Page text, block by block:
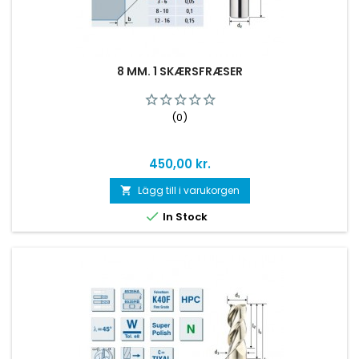
8 MM. 1 SKÆRSFRÆSER
(0)
Pris
450,00 kr.
 Lägg till i varukorgen
 In Stock